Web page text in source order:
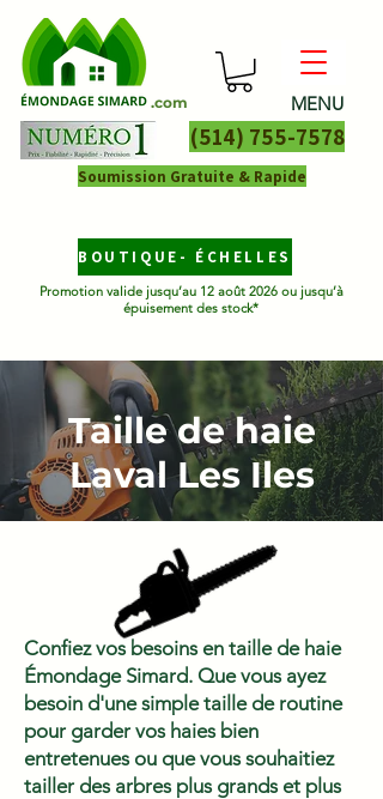
MENU
.com
(514) 755-7578
Soumission Gratuite & Rapide
BOUTIQUE- ÉCHELLES
Promotion valide jusqu’au 12 août 2026 ou jusqu’à
épuisement des stock*
Taille de haie
Laval Les Iles
Confiez vos besoins en taille de haie
Émondage Simard. Que vous ayez
besoin d'une simple taille de routine
pour garder vos haies bien
entretenues ou que vous souhaitiez
tailler des arbres plus grands et plus